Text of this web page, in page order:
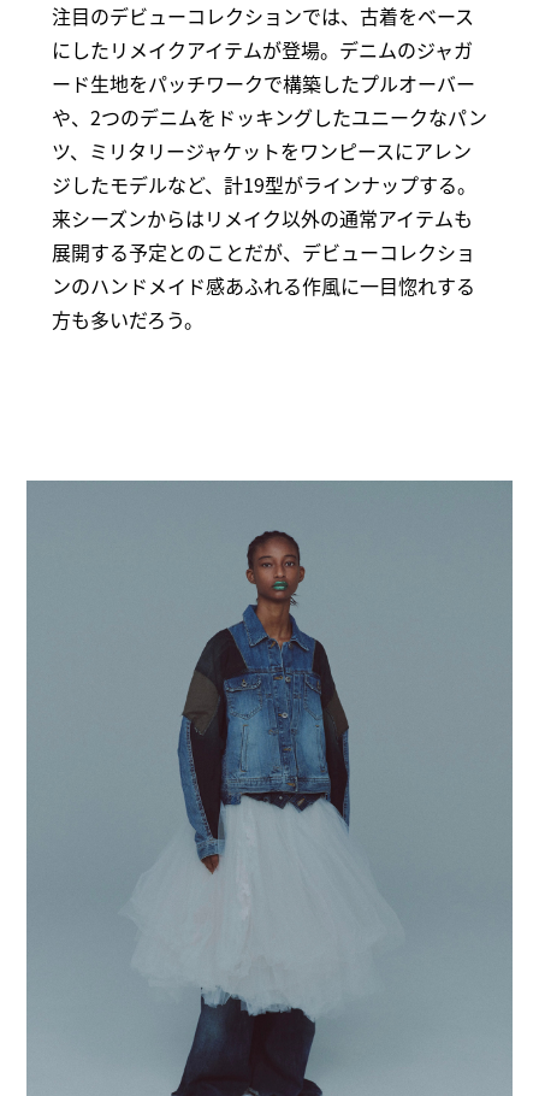
注目のデビューコレクションでは、古着をベース
にしたリメイクアイテムが登場。デニムのジャガ
ード生地をパッチワークで構築したプルオーバー
や、2つのデニムをドッキングしたユニークなパン
ツ、ミリタリージャケットをワンピースにアレン
ジしたモデルなど、計19型がラインナップする。
来シーズンからはリメイク以外の通常アイテムも
展開する予定とのことだが、デビューコレクショ
ンのハンドメイド感あふれる作風に一目惚れする
方も多いだろう。